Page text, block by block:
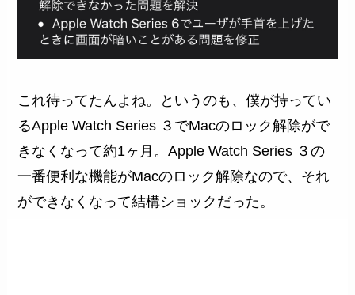
これ待ってたんよね。というのも、僕が持ってい
るApple Watch Series ３でMacのロック解除がで
きなくなって約1ヶ月。Apple Watch Series ３の
一番便利な機能がMacのロック解除なので、それ
ができなくなって結構ショックだった。